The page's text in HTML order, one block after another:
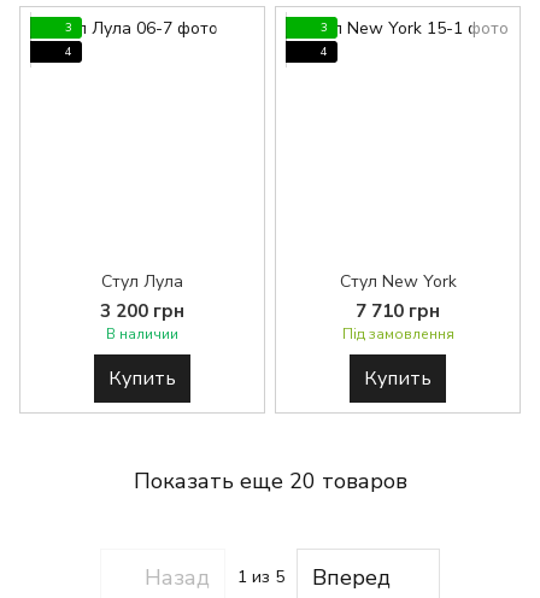
3
4
Стул Лула
3 200 грн
В наличии
Купить
3
4
Стул New York
7 710 грн
Під замовлення
Купить
Показать еще 20 товаров
Назад 1 из 5 Вперед